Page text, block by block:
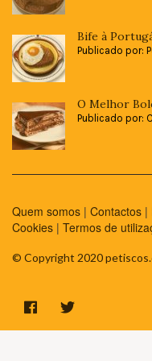
Bife à
Publicado por:
O Melhor
Publicado por:
Quem somos | Contactos |
Cookies | Termos de
© Copyright 2020